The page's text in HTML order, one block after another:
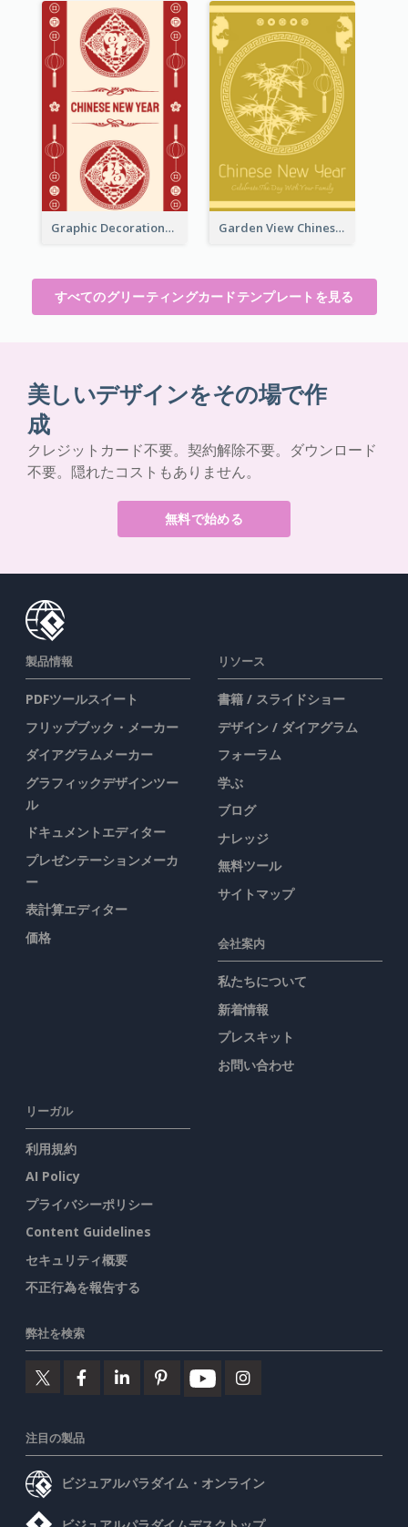
Graphic Decorations Chinese New Year Greeting Card Garden View Chinese New Year Greeting Card
すべてのグリーティングカードテンプレートを見る
美しいデザインをその場で作
成
クレジットカード不要。契約解除不要。ダウンロード
不要。隠れたコストもありません。
無料で始める
製品情報
PDFツールスイート
フリップブック・メーカー
ダイアグラムメーカー
グラフィックデザインツー
ル
ドキュメントエディター
プレゼンテーションメーカ
ー
表計算エディター
価格
リソース
書籍 / スライドショー
デザイン / ダイアグラム
フォーラム
学ぶ
ブログ
ナレッジ
無料ツール
サイトマップ
会社案内
私たちについて
新着情報
プレスキット
お問い合わせ
リーガル
利用規約
AI Policy
プライバシーポリシー
Content Guidelines
セキュリティ概要
不正行為を報告する
弊社を検索
注目の製品
ビジュアルパラダイム・オンライン